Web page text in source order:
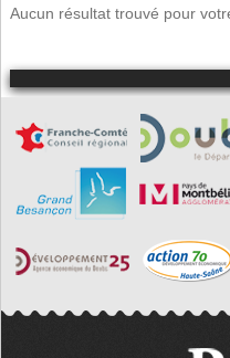
Aucun résultat trouvé pour